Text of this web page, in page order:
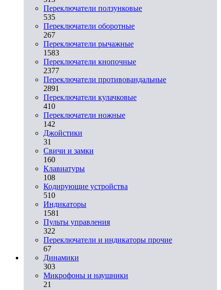
Переключатели ползунковые
535
Переключатели оборотные
267
Переключатели рычажные
1583
Переключатели кнопочные
2377
Переключатели противовандальные
2891
Переключатели кулачковые
410
Переключатели ножные
142
Джойстики
31
Свичи и замки
160
Клавиатуры
108
Кодирующие устройства
510
Индикаторы
1581
Пульты управления
322
Переключатели и индикаторы прочие
67
Динамики
303
Микрофоны и наушники
21